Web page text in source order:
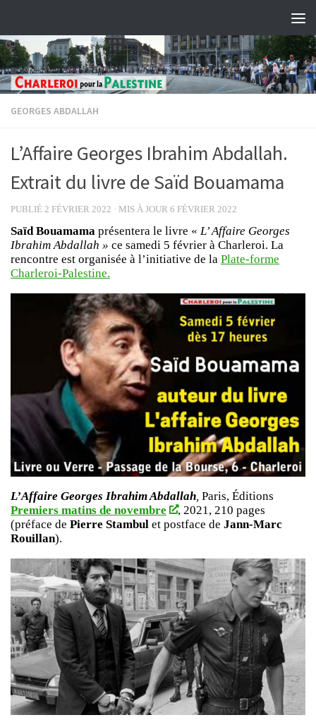
GEORGES ABDALLAH
L’Affaire Georges Ibrahim Abdallah.
Extrait du livre de Saïd Bouamama
PUBLIÉ 2 FÉVRIER 2022 · MIS À JOUR 6 FÉVRIER 2022
Saïd Bouamama présentera le livre « L’ Affaire Georges
Ibrahim Abdallah » ce samedi 5 février à Charleroi. La
rencontre est organisée à l’initiative de la Plate-forme
Charleroi-Palestine.
L’Affaire Georges Ibrahim Abdallah Paris, Éditions
Premiers matins de novembre
, 2021, 210 pages
(préface de Pierre Stambul et postface de Jann-Marc
Rouillan).